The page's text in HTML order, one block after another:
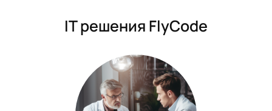
IT решения FlyCode